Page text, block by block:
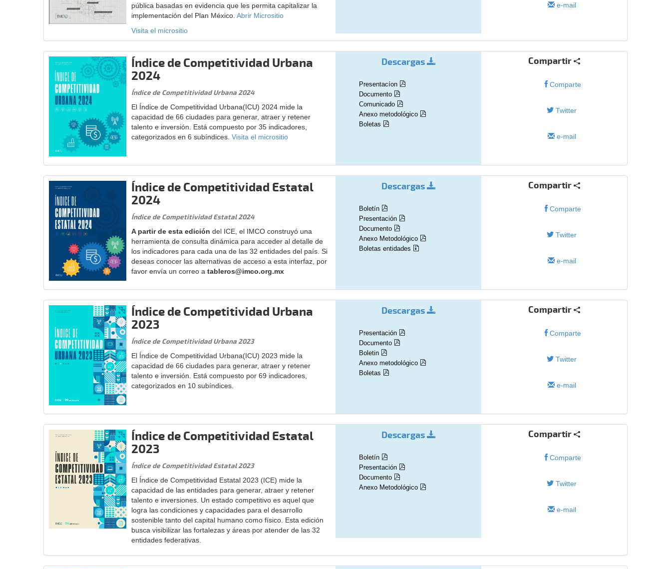
pública basadas en evidencia que les permita capitalizar la
implementación del Plan México. Abrir Micrositio
Visita el micrositio
e-mail
Índice de Competitividad Urbana
2024
Índice de Competitividad Urbana 2024
El Índice de Competitividad Urbana(ICU) 2024 mide la
capacidad de 66 ciudades para generar, atraer y retener
talento e inversión. Está compuesto por 35 indicadores,
categorizados en 6 subíndices. Visita el micrositio
Descargas
Presentacíon
Documento
Comunicado
Anexo metodológico
Boletas
Compartir
Comparte
Twitter
e-mail
Índice de Competitividad Estatal
2024
Índice de Competitividad Estatal 2024
A partir de esta edición del ICE, el IMCO construyó una
herramienta de consulta dinámica para acceder al detalle de
los indicadores para cada una de las 32 entidades del país. Si
deseas conocer las alternativas de acceso a esta interfaz, por
favor envía un correo a tableros@imco.org.mx
Descargas
Boletín
Presentación
Documento
Anexo Metodológico
Boletas entidades
Compartir
Comparte
Twitter
e-mail
Índice de Competitividad Urbana
2023
Índice de Competitividad Urbana 2023
El Índice de Competitividad Urbana(ICU) 2023 mide la
capacidad de 66 ciudades para generar, atraer y retener
talento e inversión. Está compuesto por 69 indicadores,
categorizados en 10 subíndices.
Descargas
Presentación
Documento
Boletin
Anexo metodológico
Boletas
Compartir
Comparte
Twitter
e-mail
Índice de Competitividad Estatal
2023
Índice de Competitividad Estatal 2023
El Índice de Competitividad Estatal 2023 (ICE) mide la
capacidad de las entidades para generar, atraer y retener
talento e inversiones. Un estado competitivo es aquel que
logra las condiciones y capacidades para el desarrollo
sostenible tanto del capital humano como físico. Esta edición
busca visibilizar las fortalezas y áreas por atender de las 32
entidades federativas.
Descargas
Boletín
Presentación
Documento
Anexo Metodológico
Compartir
Comparte
Twitter
e-mail